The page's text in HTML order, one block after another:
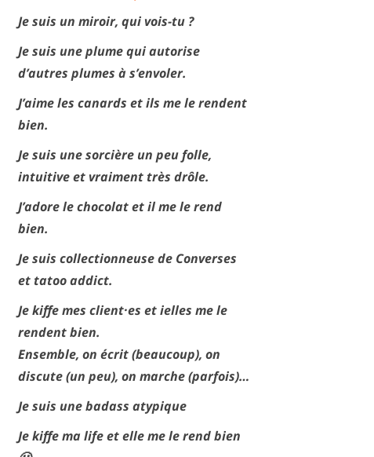
Je suis un miroir, qui vois-tu ?
Je suis une plume qui autorise
d’autres plumes à s’envoler.
J’aime les canards et ils me le rendent
bien.
Je suis une sorcière un peu folle,
intuitive et vraiment très drôle.
J’adore le chocolat et il me le rend
bien.
Je suis collectionneuse de Converses
et tatoo addict.
Je kiffe mes client·es et ielles me le
rendent bien.
Ensemble, on écrit (beaucoup), on
discute (un peu), on marche (parfois)…
Je suis une badass atypique
Je kiffe ma life et elle me le rend bien